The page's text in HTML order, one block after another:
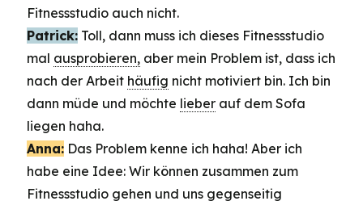
Fitnessstudio auch nicht.
Patrick: Toll, dann muss ich dieses Fitnessstudio
mal ausprobieren, aber mein Problem ist, dass ich
nach der Arbeit häufig nicht motiviert bin. Ich bin
dann müde und möchte lieber auf dem Sofa
liegen haha.
Anna: Das Problem kenne ich haha! Aber ich
habe eine Idee: Wir können zusammen zum
Fitnessstudio gehen und uns gegenseitig